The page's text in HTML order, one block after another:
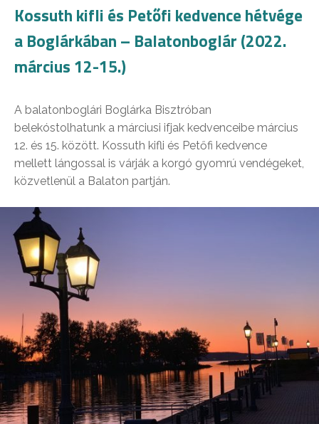
Kossuth kifli és Petőfi kedvence hétvége
a Boglárkában – Balatonboglár (2022.
március 12-15.)
A balatonboglári Boglárka Bisztróban
belekóstolhatunk a márciusi ifjak kedvenceibe március
12. és 15. között. Kossuth kifli és Petőfi kedvence
mellett lángossal is várják a korgó gyomrú vendégeket,
közvetlenül a Balaton partján.